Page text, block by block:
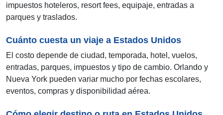
impuestos hoteleros, resort fees, equipaje, entradas a
parques y traslados.
Cuánto cuesta un viaje a Estados Unidos
El costo depende de ciudad, temporada, hotel, vuelos,
entradas, parques, impuestos y tipo de cambio. Orlando y
Nueva York pueden variar mucho por fechas escolares,
eventos, compras y disponibilidad aérea.